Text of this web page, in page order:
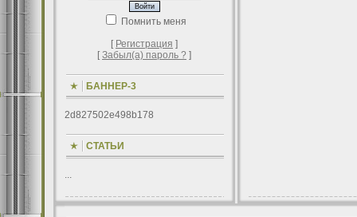
Помнить меня
[ Регистрация ]
[Забыл(а) пароль ? ]
БАННЕР-3
2d827502e498b178
СТАТЬИ
...